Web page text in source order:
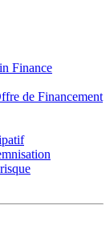
Finance
de Financement